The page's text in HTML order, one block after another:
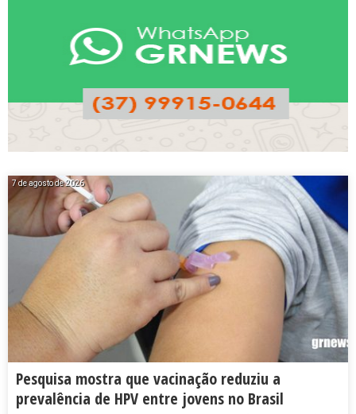
7 de agosto de 2026
Pesquisa mostra que vacinação reduziu a
prevalência de HPV entre jovens no Brasil